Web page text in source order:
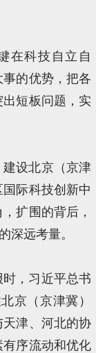
在科技自立自
的优势，把各
短板问题，实
设北京（京津
际科技创新中
扩围的背后，
深远考量。
，习近平总书
京（京津冀）
津、河北的协
有序流动和优化